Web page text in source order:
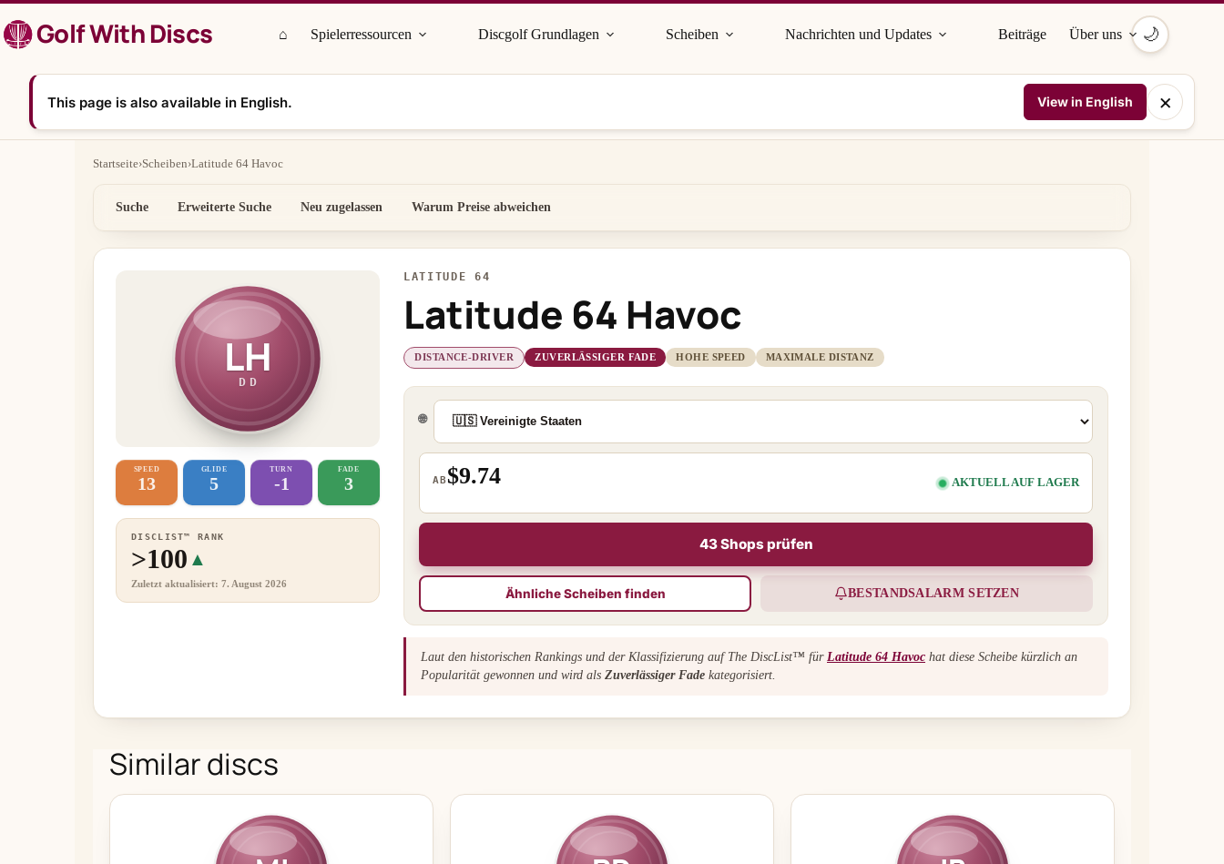
Inhalt
springenGolf With Discs ⌂ Spielerressourcen Discgolf Grundlagen Scheiben Nachrichten und Updates Beiträge Über uns 🌙
This page is also available in English. View in English ×
Startseite›Scheiben›Latitude 64 Havoc
Suche Erweiterte Suche Neu zugelassen Warum Preise abweichen
LH
DD
SPEED
13
GLIDE
5
TURN
-1
FADE
3
DISCLIST™ RANK
>100 ▲
Zuletzt aktualisiert: 7. August 2026
LATITUDE 64
Latitude 64 Havoc
DISTANCE-DRIVER ZUVERLÄSSIGER FADE HOHE SPEED MAXIMALE DISTANZ
🌐
AB$9.74 AKTUELL AUF LAGER
43 Shops prüfen
Ähnliche Scheiben finden BESTANDSALARM SETZEN
Laut den historischen Rankings und der Klassifizierung auf The DiscList™ für Latitude 64 Havoc hat diese Scheibe kürzlich an
Popularität gewonnen und wird als Zuverlässiger Fade kategorisiert.
Similar discs